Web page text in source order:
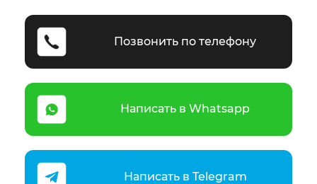
Позвонить по телефону
Написать в Whatsapp
Написать в Telegram